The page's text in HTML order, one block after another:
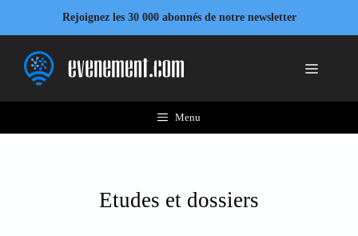
contenu
Rejoignez les 30 000 abonnés de notre newsletter
Menu
Menu
Etudes et dossiers